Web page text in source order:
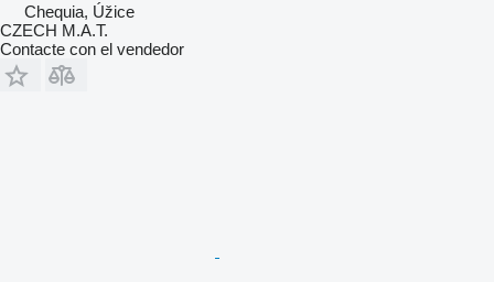
Chequia, Úžice
CZECH M.A.T.
Contacte con el vendedor